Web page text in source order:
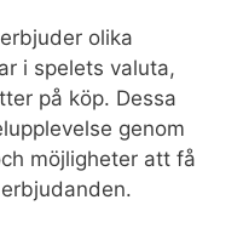
olika
i spelets valuta,
på köp. Dessa
genom
möjligheter att få